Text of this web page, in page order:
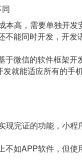
本高，需要单独开发
不能同时开发，开发
于微信的软件框架开
就能适应所有的手
现完证的功能，小程
不如APP软件，但使